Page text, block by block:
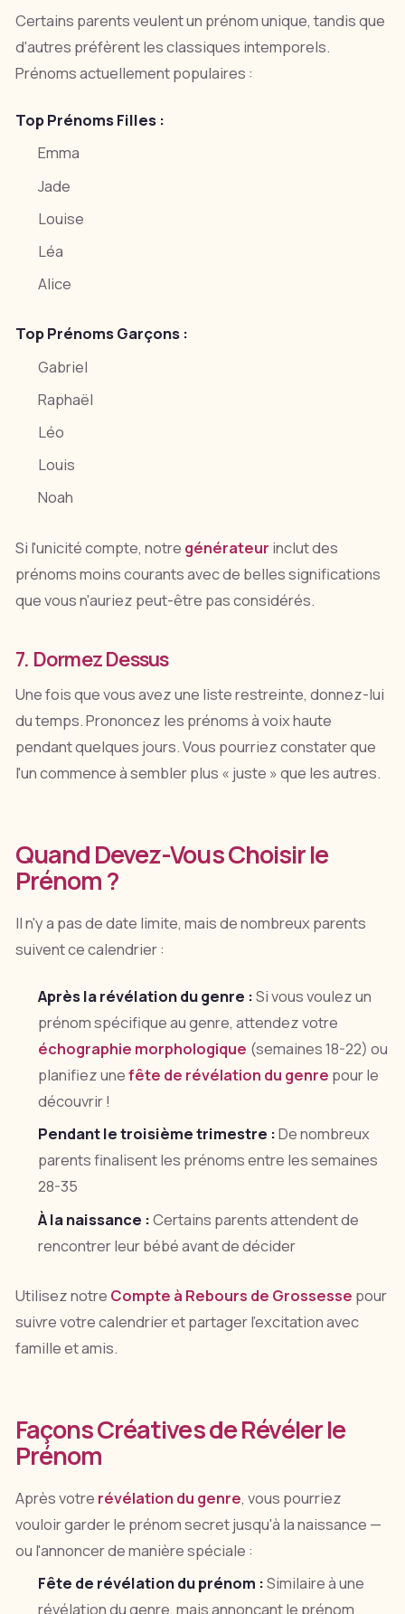
Certains parents veulent un prénom unique, tandis que
d'autres préfèrent les classiques intemporels.
Prénoms actuellement populaires :
Top Prénoms Filles :
Emma
Jade
Louise
Léa
Alice
Top Prénoms Garçons :
Gabriel
Raphaël
Léo
Louis
Noah
Si l'unicité compte, notre générateur inclut des
prénoms moins courants avec de belles significations
que vous n'auriez peut-être pas considérés.
7. Dormez Dessus
Une fois que vous avez une liste restreinte, donnez-lui
du temps. Prononcez les prénoms à voix haute
pendant quelques jours. Vous pourriez constater que
l'un commence à sembler plus « juste » que les autres.
Quand Devez-Vous Choisir le
Prénom ?
Il n'y a pas de date limite, mais de nombreux parents
suivent ce calendrier :
Après la révélation du genre :Si vous voulez un
prénom spécifique au genre, attendez votre
échographie morphologique (semaines 18-22) ou
planifiez unefête de révélation du genre pour le
découvrir !
Pendant le troisième trimestre :De nombreux
parents finalisent les prénoms entre les semaines
28-35
À la naissance :Certains parents attendent de
rencontrer leur bébé avant de décider
Utilisez notre Compte à Rebours de Grossesse pour
suivre votre calendrier et partager l'excitation avec
famille et amis.
Façons Créatives de Révéler le
Prénom
Après votre révélation du genre, vous pourriez
vouloir garder le prénom secret jusqu'à la naissance —
ou l'annoncer de manière spéciale :
Fête de révélation du prénom :Similaire à une
révélation du genre, mais annonçant le prénom